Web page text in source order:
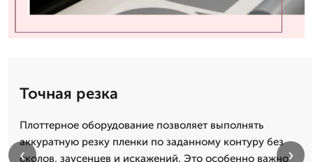
Точная резка
Плоттерное оборудование позволяет выполнять
аккуратную резку пленки по заданному контуру без
сколов, заусенцев и искажений. Это особенно важно
‹ ›